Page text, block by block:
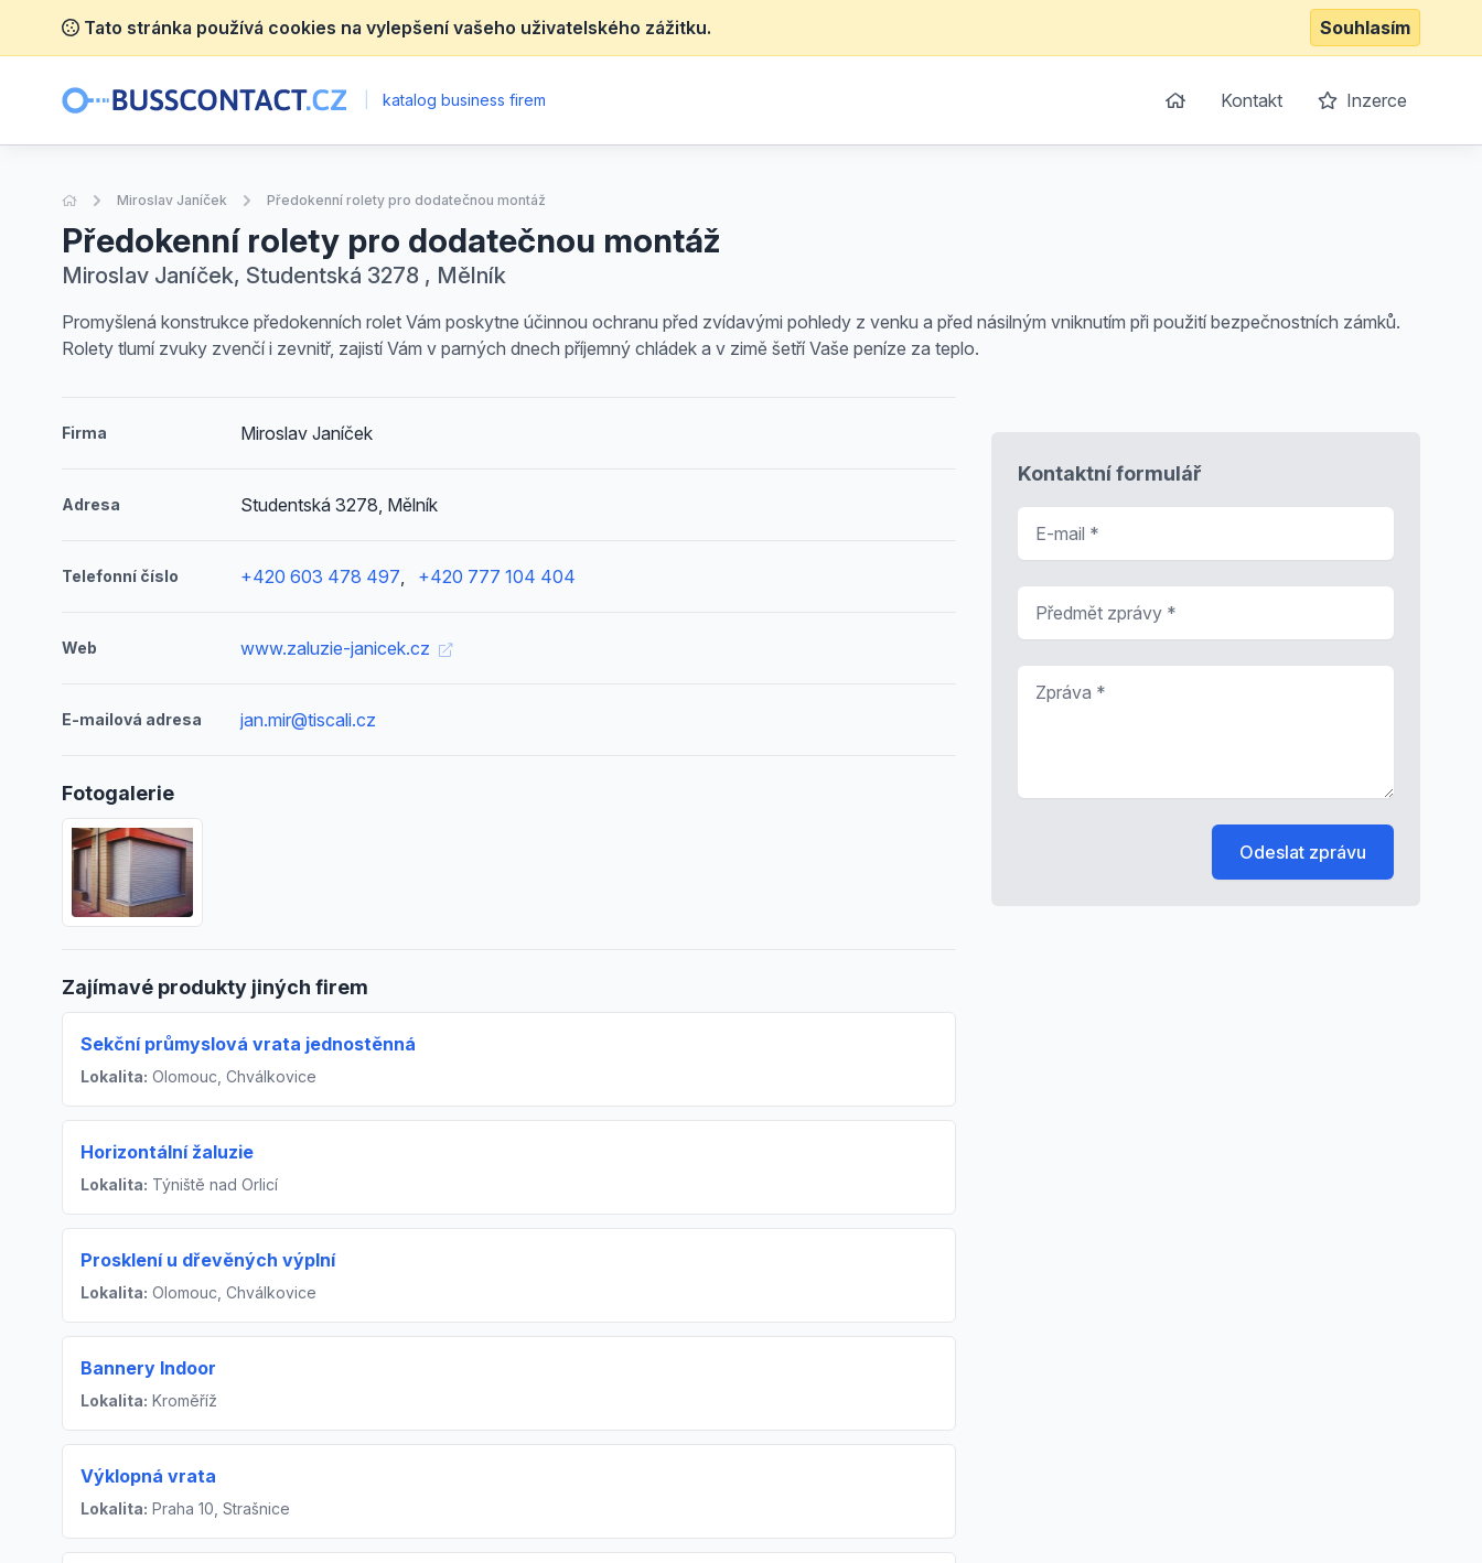
Tato stránka používá cookies na vylepšení vašeho uživatelského zážitku. Souhlasím
katalog business firem Kontakt Inzerce
Úvodní stránka
Miroslav Janíček Předokenní rolety pro dodatečnou montáž
Předokenní rolety pro dodatečnou montáž
Miroslav Janíček, Studentská 3278 , Mělník
Promyšlená konstrukce předokenních rolet Vám poskytne účinnou ochranu před zvídavými pohledy z venku a před násilným vniknutím při použití bezpečnostních zámků.
Rolety tlumí zvuky zvenčí i zevnitř, zajistí Vám v parných dnech příjemný chládek a v zimě šetří Vaše peníze za teplo.
Firma Miroslav Janíček
Adresa Studentská 3278, Mělník
Telefonní číslo +420 603 478 497, +420 777 104 404
Web www.zaluzie-janicek.cz
E-mailová adresa jan.mir@tiscali.cz
Fotogalerie
Zajímavé produkty jiných firem
Sekční průmyslová vrata jednostěnná
Lokalita: Olomouc, Chválkovice
Horizontální žaluzie
Lokalita: Týniště nad Orlicí
Prosklení u dřevěných výplní
Lokalita: Olomouc, Chválkovice
Bannery Indoor
Lokalita: Kroměříž
Výklopná vrata
Lokalita: Praha 10, Strašnice
Kontaktní formulář
Odeslat zprávu